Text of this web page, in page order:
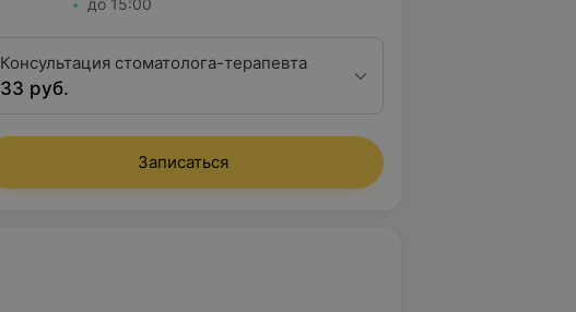
до 15:00
Консультация стоматолога-терапевта
33 руб.
Записаться